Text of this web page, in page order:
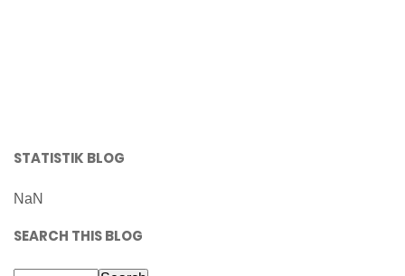
STATISTIK BLOG
NaN
SEARCH THIS BLOG